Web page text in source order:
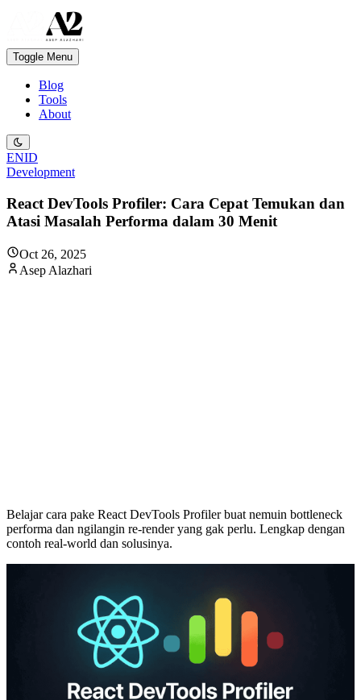
Toggle Menu
Blog
Tools
About
ENID
Development
React DevTools Profiler: Cara Cepat Temukan dan
Atasi Masalah Performa dalam 30 Menit
Oct 26, 2025
Asep Alazhari
Belajar cara pake React DevTools Profiler buat nemuin bottleneck
performa dan ngilangin re-render yang gak perlu. Lengkap dengan
contoh real-world dan solusinya.